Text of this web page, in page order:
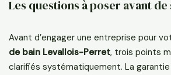
Les questions à poser avant
Avant d’engager une entreprise pour
de bain Levallois-Perret, trois points
clarifiés systématiquement. La